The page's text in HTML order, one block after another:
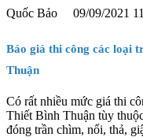
Quốc Bảo 09/09/2021
Báo giá thi công các loại
Thuận
Có rất nhiều mức giá thi
Thiết Bình Thuận tùy
đóng trần chìm, nổi, thả,